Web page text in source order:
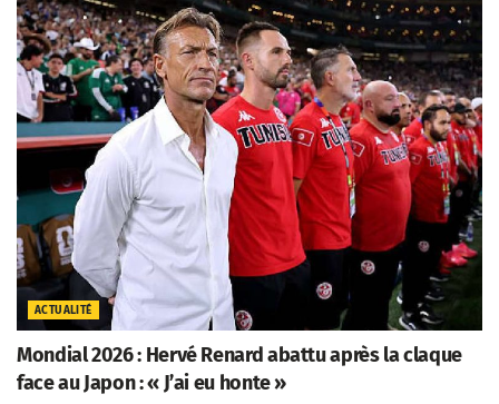
ACTUALITÉ
Mondial 2026 : Hervé Renard abattu après la claque
face au Japon : « J’ai eu honte »